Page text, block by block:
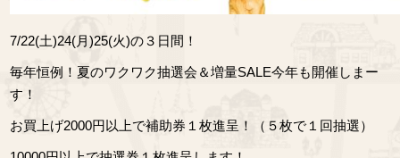
7/22(土)24(月)25(火)の３日間！
毎年恒例！夏のワクワク抽選会＆増量SALE今年も開催しまー
す！
お買上げ2000円以上で補助券１枚進呈！（５枚で１回抽選）